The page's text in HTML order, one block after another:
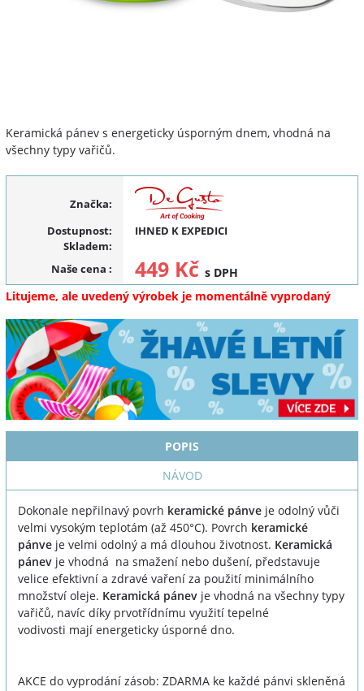
Keramická pánev s energeticky úsporným dnem, vhodná na
všechny typy vařičů.
Značka:
Dostupnost:
IHNED K EXPEDICI
Skladem:
Naše cena : 449 Kč s DPH
Litujeme, ale uvedený výrobek je momentálně vyprodaný
POPIS
NÁVOD
Dokonale nepřilnavý povrh keramické pánve je odolný vůči
velmi vysokým teplotám (až 450°C). Povrch keramické
pánve je velmi odolný a má dlouhou životnost. Keramická
pánev je vhodná na smažení nebo dušení, představuje
velice efektivní a zdravé vaření za použití minimálního
množství oleje. Keramická pánev je vhodná na všechny typy
vařičů, navíc díky prvotřídnímu využití tepelné
vodivosti mají energeticky úsporné dno.
AKCE do vyprodání zásob: ZDARMA ke každé pánvi skleněná